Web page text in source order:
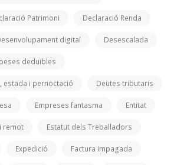
Patrimoni Declaració Renda
digital Desescalada
deduïbles
estada i pernoctació Deutes tributaris
Empreses fantasma Entitat
remot Estatut dels Treballadors
Expedició Factura impagada